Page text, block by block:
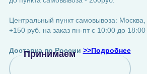
Центральный пункт самовывоза:
+150 руб. на заказ пн-пт с 10:00 до 18:00
Доставка по России >>Подробнее
Принимаем